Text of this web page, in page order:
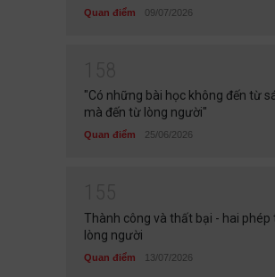
Quan điểm 09/07/2026
"Có những bài học không đến từ
mà đến từ lòng người"
Quan điểm 25/06/2026
Thành công và thất bại - hai phép
lòng người
Quan điểm 13/07/2026